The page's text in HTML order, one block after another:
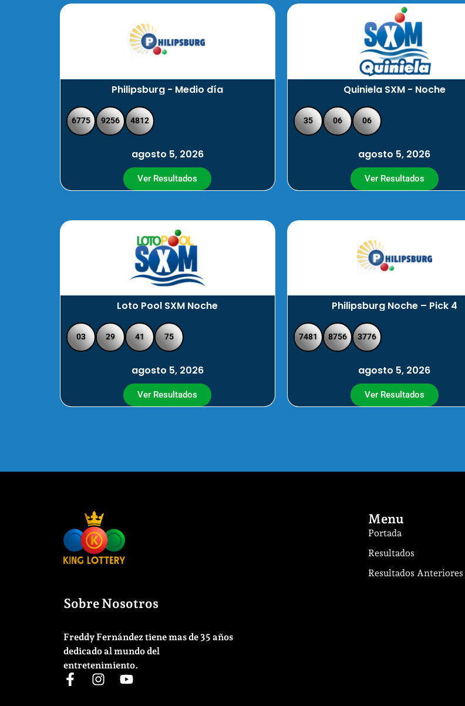
Philipsburg - Medio día Quiniela SXM - Noche
6775 9256 4812
agosto 5, 2026
35 06 06
agosto 5, 2026
Ver Resultados Ver Resultados
Loto Pool SXM Noche Philipsburg Noche – Pick 4
03 29 41 75
agosto 5, 2026
7481 8756 3776
agosto 5, 2026
Ver Resultados Ver Resultados
Sobre Nosotros
Freddy Fernández tiene mas de 35 años
dedicado al mundo del
entretenimiento.
Menu
Portada
Resultados
Resultados Anteriores